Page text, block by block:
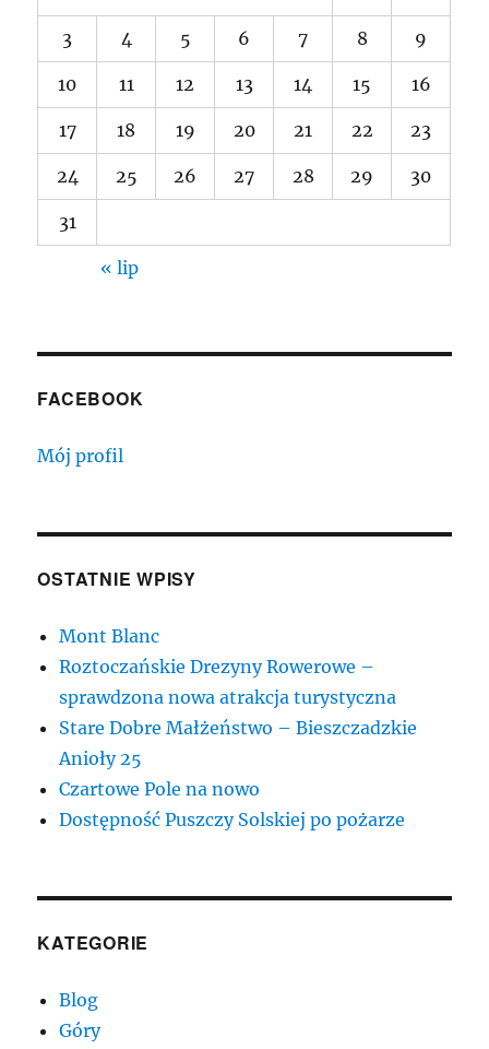
3 4 5 6 7 8 9
10 11 12 13 14 15 16
17 18 19 20 21 22 23
24 25 26 27 28 29 30
31
« lip
FACEBOOK
Mój profil
OSTATNIE WPISY
Mont Blanc
Roztoczańskie Drezyny Rowerowe –
sprawdzona nowa atrakcja turystyczna
Stare Dobre Małżeństwo – Bieszczadzkie
Anioły 25
Czartowe Pole na nowo
Dostępność Puszczy Solskiej po pożarze
KATEGORIE
Blog
Góry